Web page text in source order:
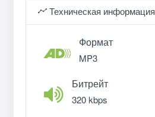
Техническая информация
Формат
MP3
Битрейт
320 kbps